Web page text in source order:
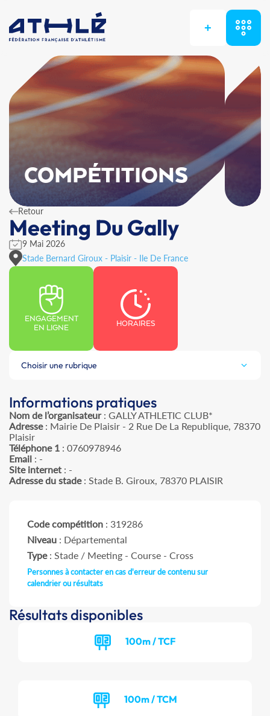
+
COMPÉTITIONS
Retour
Meeting Du Gally
9 Mai 2026
Stade Bernard Giroux - Plaisir - Ile De France
ENGAGEMENT
EN LIGNE
HORAIRES
Choisir une rubrique
Informations pratiques
Nom de l’organisateur: GALLY ATHLETIC CLUB*
Adresse: Mairie De Plaisir - 2 Rue De La Republique, 78370
Plaisir
Téléphone 1 : 0760978946
Email : -
Site internet : -
Adresse du stade: Stade B. Giroux, 78370 PLAISIR
Code compétition : 319286
Niveau : Départemental
Type: Stade / Meeting - Course - Cross
Personnes à contacter en cas d'erreur de contenu sur
calendrier ou résultats
Résultats disponibles
100m / TCF
100m / TCM